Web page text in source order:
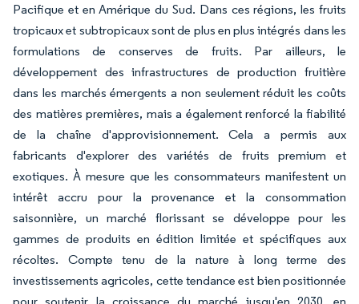
Pacifique et en Amérique du Sud. Dans ces régions, les fruits
tropicaux et subtropicaux sont de plus en plus intégrés dans les
formulations de conserves de fruits. Par ailleurs, le
développement des infrastructures de production fruitière
dans les marchés émergents a non seulement réduit les coûts
des matières premières, mais a également renforcé la fiabilité
de la chaîne d'approvisionnement. Cela a permis aux
fabricants d'explorer des variétés de fruits premium et
exotiques. À mesure que les consommateurs manifestent un
intérêt accru pour la provenance et la consommation
saisonnière, un marché florissant se développe pour les
gammes de produits en édition limitée et spécifiques aux
récoltes. Compte tenu de la nature à long terme des
investissements agricoles, cette tendance est bien positionnée